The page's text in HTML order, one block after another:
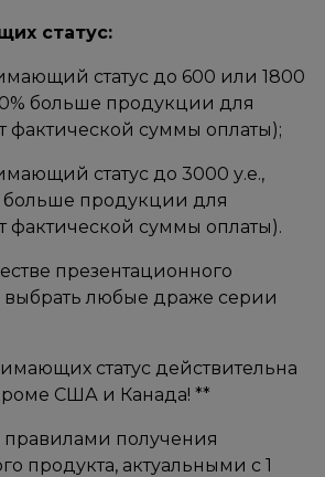
статус:
статус до 600 или​ 1800
больше продукции для
фактической суммы оплаты);
статус до 3000 у.е.,
больше продукции для
фактической суммы оплаты).
презентационного
выбрать любые драже серии
статус действительна
США и Канада!​ **
правилами получения
продукта, актуальными с 1